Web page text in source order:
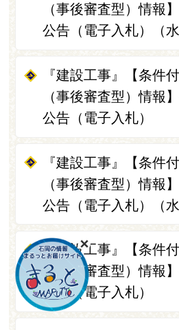
（事後審査型）情報
公告（電子入札）（
『建設工事』【条件
（事後審査型）情報
公告（電子入札）
『建設工事』【条件
（事後審査型）情報
公告（電子入札）（
『建設工事』【条件
（事後審査型）情報
公告（電子入札）